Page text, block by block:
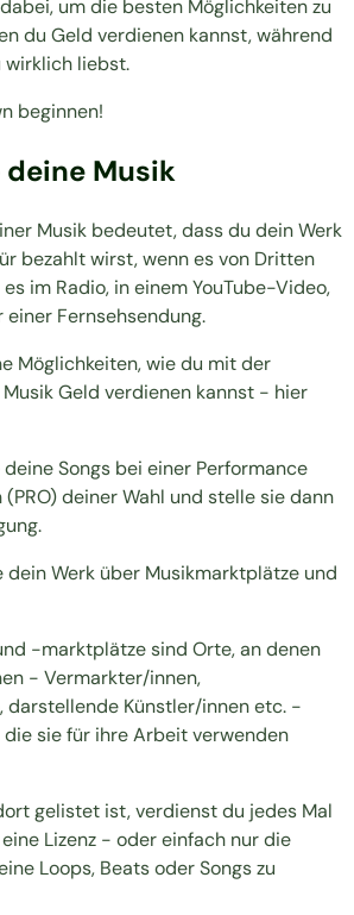
um die besten Möglichkeiten zu
du Geld verdienen kannst, während
wirklich liebst.
beginnen!
deine Musik
Musik bedeutet, dass du dein Werk
bezahlt wirst, wenn es von Dritten
im Radio, in einem YouTube-Video,
Fernsehsendung.
Möglichkeiten, wie du mit der
Geld verdienen kannst - hier
Songs bei einer Performance
deiner Wahl und stelle sie dann
dein Werk über Musikmarktplätze und
-marktplätze sind Orte, an denen
- Vermarkter/innen,
darstellende Künstler/innen etc. -
die sie für ihre Arbeit verwenden
gelistet ist, verdienst du jedes Mal
Lizenz - oder einfach nur die
Loops, Beats oder Songs zu